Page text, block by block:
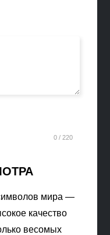
мира —
качество
весомых